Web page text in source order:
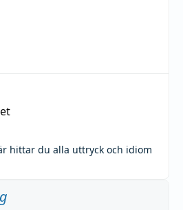
hittar du alla uttryck och idiom